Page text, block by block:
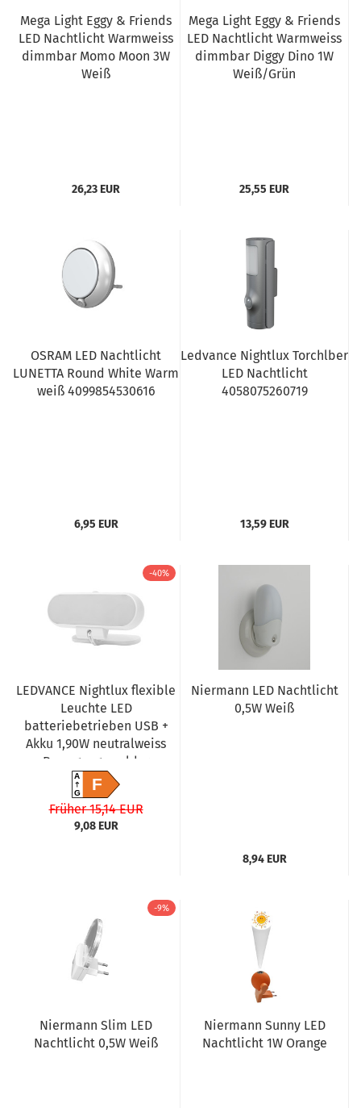
Mega Light Eggy & Friends
LED Nachtlicht Warmweiss
dimmbar Momo Moon 3W
Weiß
26,23 EUR
Mega Light Eggy & Friends
LED Nachtlicht Warmweiss
dimmbar Diggy Dino 1W
Weiß/Grün
25,55 EUR
OSRAM LED Nachtlicht
LUNETTA Round White Warm
weiß 4099854530616
6,95 EUR
Ledvance Nightlux Torchlber
LED Nachtlicht
4058075260719
13,59 EUR
-40%
LEDVANCE Nightlux flexible
Leuchte LED
batteriebetrieben USB +
Akku 1,90W neutralweiss
Bewegungsmelder
Dämmerungssensor
4058075575578
A
GF
Früher 15,14 EUR
9,08 EUR
Niermann LED Nachtlicht
0,5W Weiß
8,94 EUR
-9%
Niermann Slim LED
Nachtlicht 0,5W Weiß
Niermann Sunny LED
Nachtlicht 1W Orange